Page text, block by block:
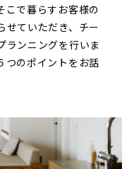
こで暮らすお客様の
せていただき、チー
ランニングを行いま
つのポイントをお話